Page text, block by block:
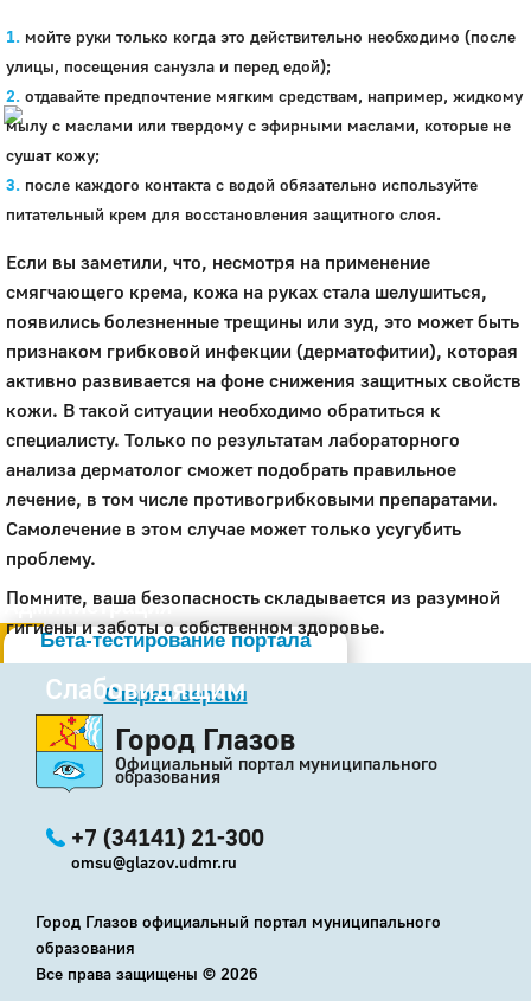
Официальный портал
муниципального
История
Настоящее
Стратегия
Гостям
Бизнесу
Глава
КСО
Дума
+7 (34141) 21-300
Администрация
Бета-тестирование портала
Старая версия
Слабовидящим
мойте руки только когда это действительно необходимо (после
улицы, посещения санузла и перед едой);
отдавайте предпочтение мягким средствам, например, жидкому
мылу с маслами или твердому с эфирными маслами, которые не
сушат кожу;
после каждого контакта с водой обязательно используйте
питательный крем для восстановления защитного слоя.
Если вы заметили, что, несмотря на применение
смягчающего крема, кожа на руках стала шелушиться,
появились болезненные трещины или зуд, это может быть
признаком грибковой инфекции (дерматофитии), которая
активно развивается на фоне снижения защитных свойств
кожи. В такой ситуации необходимо обратиться к
специалисту. Только по результатам лабораторного
анализа дерматолог сможет подобрать правильное
лечение, в том числе противогрибковыми препаратами.
Самолечение в этом случае может только усугубить
проблему.
Помните, ваша безопасность складывается из разумной
гигиены и заботы о собственном здоровье.
Город Глазов
Официальный портал муниципального
образования
+7 (34141) 21-300
omsu@glazov.udmr.ru
Город Глазов официальный портал муниципального
образования
Все права защищены © 2026